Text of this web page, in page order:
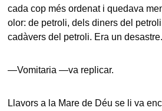
cada cop més ordenat i quedava
olor: de petroli, dels diners del
cadàvers del petroli. Era un desastre.
—Vomitaria —va replicar.
Llavors a la Mare de Déu se li va